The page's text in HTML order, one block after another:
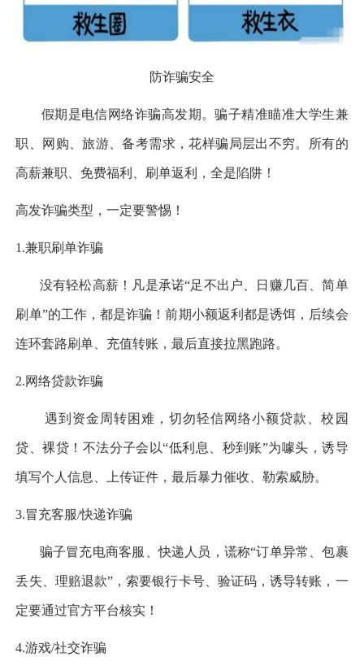
防诈骗安全
假期是电信网络诈骗高发期。骗子精准瞄准大学生兼
职、网购、旅游、备考需求，花样骗局层出不穷。所有的
高薪兼职、免费福利、刷单返利，全是陷阱！
高发诈骗类型，一定要警惕！
1.兼职刷单诈骗
没有轻松高薪！凡是承诺“足不出户、日赚几百、简单
刷单”的工作，都是诈骗！前期小额返利都是诱饵，后续会
连环套路刷单、充值转账，最后直接拉黑跑路。
2.网络贷款诈骗
遇到资金周转困难，切勿轻信网络小额贷款、校园
贷、裸贷！不法分子会以“低利息、秒到账”为噱头，诱导
填写个人信息、上传证件，最后暴力催收、勒索威胁。
3.冒充客服/快递诈骗
骗子冒充电商客服、快递人员，谎称“订单异常、包裹
丢失、理赔退款”，索要银行卡号、验证码，诱导转账，一
定要通过官方平台核实！
4.游戏/社交诈骗